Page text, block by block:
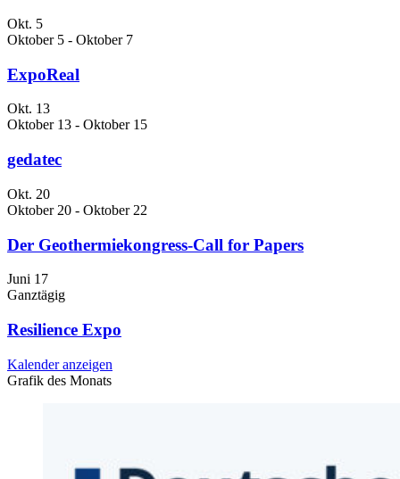
Okt. 5
Oktober 5 - Oktober 7
ExpoReal
Okt. 13
Oktober 13 - Oktober 15
gedatec
Okt. 20
Oktober 20 - Oktober 22
Der Geothermiekongress-Call for Papers
Juni 17
Ganztägig
Resilience Expo
Kalender anzeigen
Grafik des Monats